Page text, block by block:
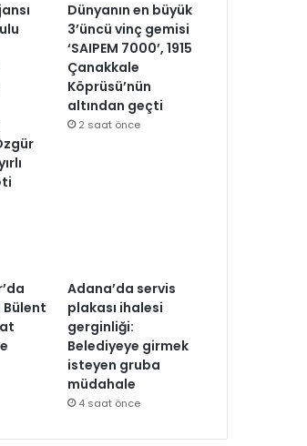
Dünyanın en büyük
3’üncü vinç gemisi
‘SAIPEM 7000’, 1915
Çanakkale
Köprüsü’nün
altından geçti
2 saat önce
Bülent
Adana’da servis
plakası ihalesi
gerginliği:
Belediyeye girmek
isteyen gruba
müdahale
4 saat önce